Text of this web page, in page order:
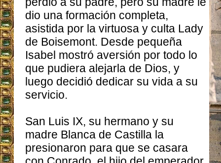
dio una formación completa,
asistida por la virtuosa y culta Lady
de Boisemont. Desde pequeña
Isabel mostró aversión por todo lo
que pudiera alejarla de Dios, y
luego decidió dedicar su vida a su
servicio.
San Luis IX, su hermano y su
madre Blanca de Castilla la
presionaron para que se casara